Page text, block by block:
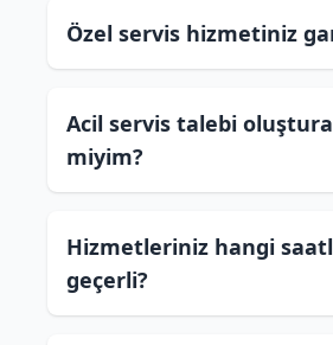
Özel servis hizmetiniz
Acil servis talebi
miyim?
Hizmetleriniz hangi
geçerli?